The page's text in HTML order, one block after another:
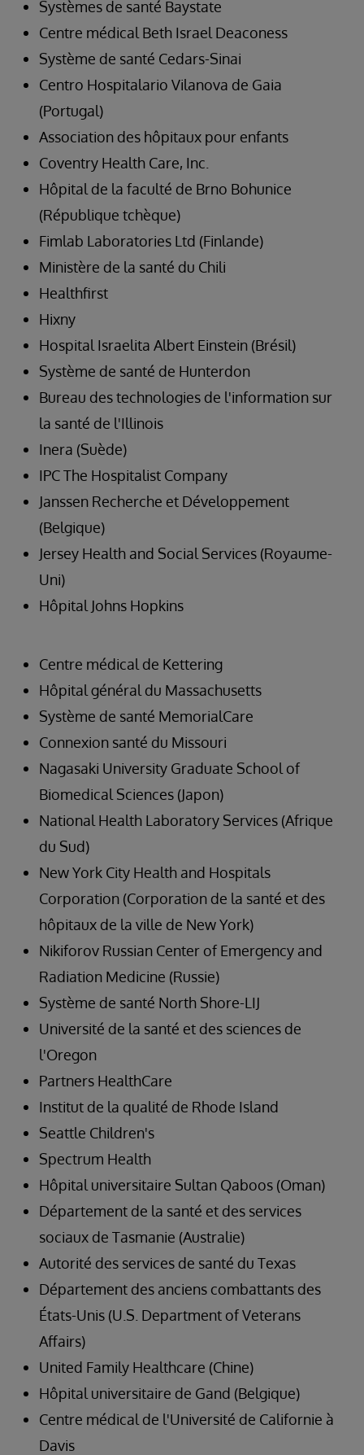
Systèmes de santé Baystate
Centre médical Beth Israel Deaconess
Système de santé Cedars-Sinai
Centro Hospitalario Vilanova de Gaia
(Portugal)
Association des hôpitaux pour enfants
Coventry Health Care, Inc.
Hôpital de la faculté de Brno Bohunice
(République tchèque)
Fimlab Laboratories Ltd (Finlande)
Ministère de la santé du Chili
Healthfirst
Hixny
Hospital Israelita Albert Einstein (Brésil)
Système de santé de Hunterdon
Bureau des technologies de l'information sur
la santé de l'Illinois
Inera (Suède)
IPC The Hospitalist Company
Janssen Recherche et Développement
(Belgique)
Jersey Health and Social Services (Royaume-
Uni)
Hôpital Johns Hopkins
Centre médical de Kettering
Hôpital général du Massachusetts
Système de santé MemorialCare
Connexion santé du Missouri
Nagasaki University Graduate School of
Biomedical Sciences (Japon)
National Health Laboratory Services (Afrique
du Sud)
New York City Health and Hospitals
Corporation (Corporation de la santé et des
hôpitaux de la ville de New York)
Nikiforov Russian Center of Emergency and
Radiation Medicine (Russie)
Système de santé North Shore-LIJ
Université de la santé et des sciences de
l'Oregon
Partners HealthCare
Institut de la qualité de Rhode Island
Seattle Children's
Spectrum Health
Hôpital universitaire Sultan Qaboos (Oman)
Département de la santé et des services
sociaux de Tasmanie (Australie)
Autorité des services de santé du Texas
Département des anciens combattants des
États-Unis (U.S. Department of Veterans
Affairs)
United Family Healthcare (Chine)
Hôpital universitaire de Gand (Belgique)
Centre médical de l'Université de Californie à
Davis